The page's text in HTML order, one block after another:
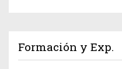
Formación y Exp.